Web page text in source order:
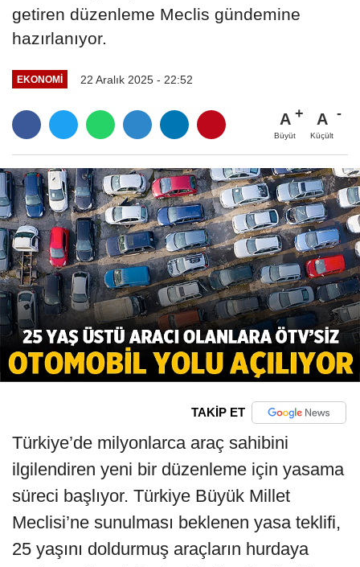
getiren düzenleme Meclis gündemine
hazırlanıyor.
EKONOMI 22 Aralık 2025 - 22:52
A
Büyüt
A
Küçült
TAKİP ET
Türkiye’de milyonlarca araç sahibini
ilgilendiren yeni bir düzenleme için yasama
süreci başlıyor. Türkiye Büyük Millet
Meclisi’ne sunulması beklenen yasa teklifi,
25 yaşını doldurmuş araçların hurdaya